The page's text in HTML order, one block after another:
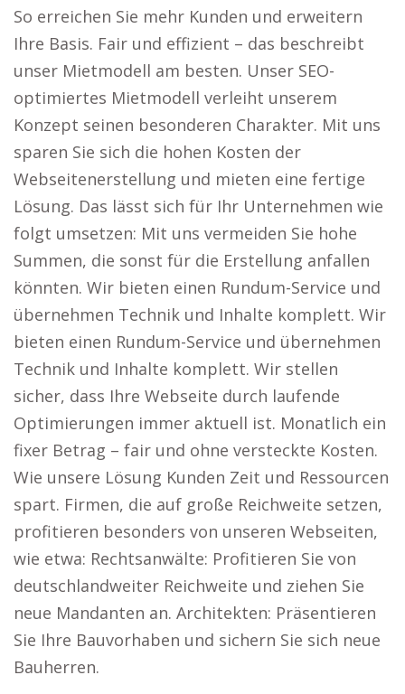
So erreichen Sie mehr Kunden und erweitern
Ihre Basis. Fair und effizient – das beschreibt
unser Mietmodell am besten. Unser SEO-
optimiertes Mietmodell verleiht unserem
Konzept seinen besonderen Charakter. Mit uns
sparen Sie sich die hohen Kosten der
Webseitenerstellung und mieten eine fertige
Lösung. Das lässt sich für Ihr Unternehmen wie
folgt umsetzen: Mit uns vermeiden Sie hohe
Summen, die sonst für die Erstellung anfallen
könnten. Wir bieten einen Rundum-Service und
übernehmen Technik und Inhalte komplett. Wir
bieten einen Rundum-Service und übernehmen
Technik und Inhalte komplett. Wir stellen
sicher, dass Ihre Webseite durch laufende
Optimierungen immer aktuell ist. Monatlich ein
fixer Betrag – fair und ohne versteckte Kosten.
Wie unsere Lösung Kunden Zeit und Ressourcen
spart. Firmen, die auf große Reichweite setzen,
profitieren besonders von unseren Webseiten,
wie etwa: Rechtsanwälte: Profitieren Sie von
deutschlandweiter Reichweite und ziehen Sie
neue Mandanten an. Architekten: Präsentieren
Sie Ihre Bauvorhaben und sichern Sie sich neue
Bauherren.